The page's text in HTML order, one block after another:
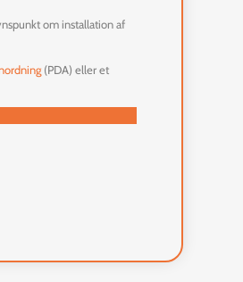
om installation af
(PDA) eller et